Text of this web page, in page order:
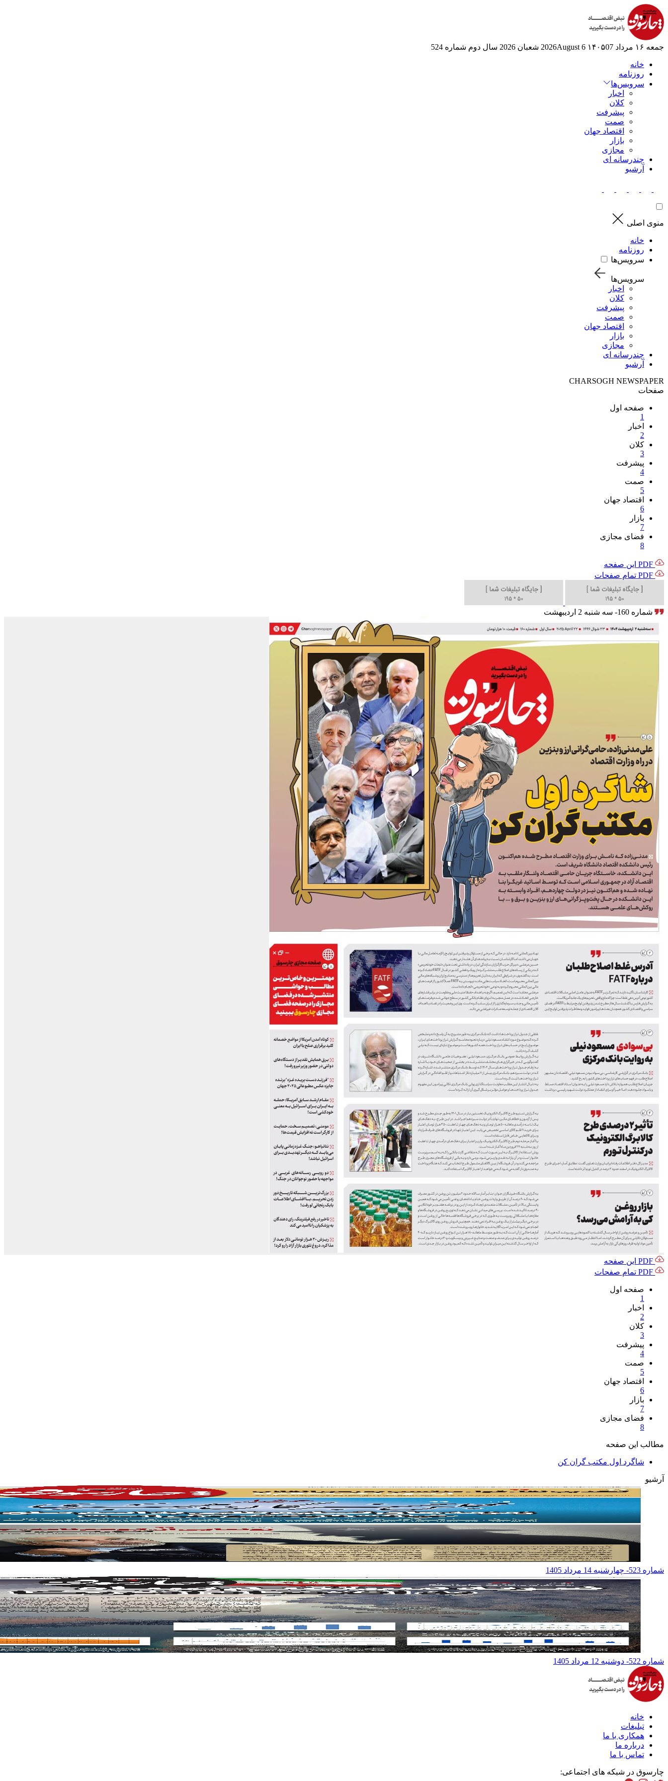
جمعه ۱۶ مرداد ۱۴۰۵ 07 2026August 6 شعبان 2026 سال دوم شماره 524
خانه
روزنامه
سرویس‌ها
اخبار
کلان
پیشرفت
صمت
اقتصاد جهان
بازار
مجازی
چندرسانه ای
آرشیو
منوی اصلی
خانه
روزنامه
سرویس‌ها
سرویس‌ها
اخبار
کلان
پیشرفت
صمت
اقتصاد جهان
بازار
مجازی
چندرسانه ای
آرشیو
CHARSOGH NEWSPAPER
صفحات
صفحه اول
1
اخبار
2
کلان
3
پیشرفت
4
صمت
5
اقتصاد جهان
6
بازار
7
فضای مجازی
8
شماره 160- سه شنبه 2 اردیبهشت
صفحه اول
1
اخبار
2
کلان
3
پیشرفت
4
صمت
5
اقتصاد جهان
6
بازار
7
فضای مجازی
8
مطالب این صفحه
شاگرد اول مکتب گران کن
آرشیو
شماره 523- چهارشنبه 14 مرداد 1405
شماره 522- دوشنبه 12 مرداد 1405
خانه
تبلیغات
همکاری با ما
درباره ما
تماس با ما
چارسوق در شبکه های اجتماعی: